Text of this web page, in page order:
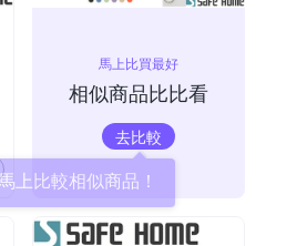
馬上比買最好
相似商品比比看
去比較